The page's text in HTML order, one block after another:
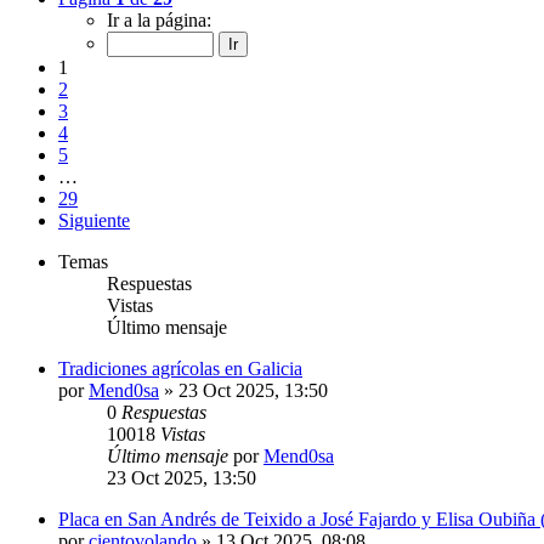
Ir a la página:
1
2
3
4
5
…
29
Siguiente
Temas
Respuestas
Vistas
Último mensaje
Tradiciones agrícolas en Galicia
porMend0sa » 23 Oct 2025, 13:50
0 Respuestas
10018 Vistas
Último mensaje porMend0sa
23 Oct 2025, 13:50
Placa en San Andrés de Teixido a José Fajardo y Elisa Oubiña